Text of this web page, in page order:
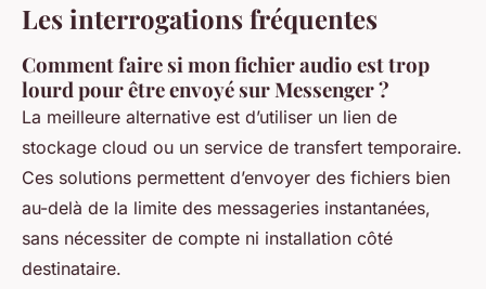
Les interrogations fréquentes
Comment faire si mon fichier audio est trop
lourd pour être envoyé sur Messenger ?
La meilleure alternative est d’utiliser un lien de
stockage cloud ou un service de transfert temporaire.
Ces solutions permettent d’envoyer des fichiers bien
au-delà de la limite des messageries instantanées,
sans nécessiter de compte ni installation côté
destinataire.